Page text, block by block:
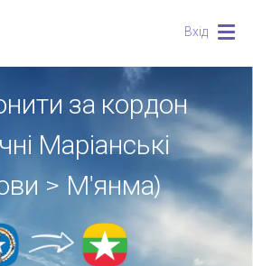
Вхід
за кордон
Маріанські
> М'янма)